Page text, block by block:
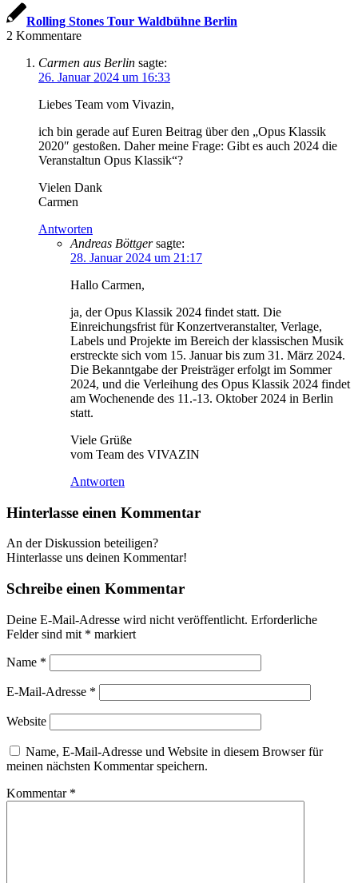
Rolling Stones Tour Waldbühne Berlin
2 Kommentare
Carmen aus Berlin sagte:
26. Januar 2024 um 16:33
Liebes Team vom Vivazin,
ich bin gerade auf Euren Beitrag über den „Opus Klassik
2020″ gestoßen. Daher meine Frage: Gibt es auch 2024 die
Veranstaltun Opus Klassik“?
Vielen Dank
Carmen
Antworten
Andreas Böttger sagte:
28. Januar 2024 um 21:17
Hallo Carmen,
ja, der Opus Klassik 2024 findet statt. Die
Einreichungsfrist für Konzertveranstalter, Verlage,
Labels und Projekte im Bereich der klassischen Musik
erstreckte sich vom 15. Januar bis zum 31. März 2024.
Die Bekanntgabe der Preisträger erfolgt im Sommer
2024, und die Verleihung des Opus Klassik 2024 findet
am Wochenende des 11.-13. Oktober 2024 in Berlin
statt.
Viele Grüße
vom Team des VIVAZIN
Antworten
Hinterlasse einen Kommentar
An der Diskussion beteiligen?
Hinterlasse uns deinen Kommentar!
Schreibe einen Kommentar
Deine E-Mail-Adresse wird nicht veröffentlicht. Erforderliche
Felder sind mit * markiert
Name *
E-Mail-Adresse *
Website
Name, E-Mail-Adresse und Website in diesem Browser für
meinen nächsten Kommentar speichern.
Kommentar *